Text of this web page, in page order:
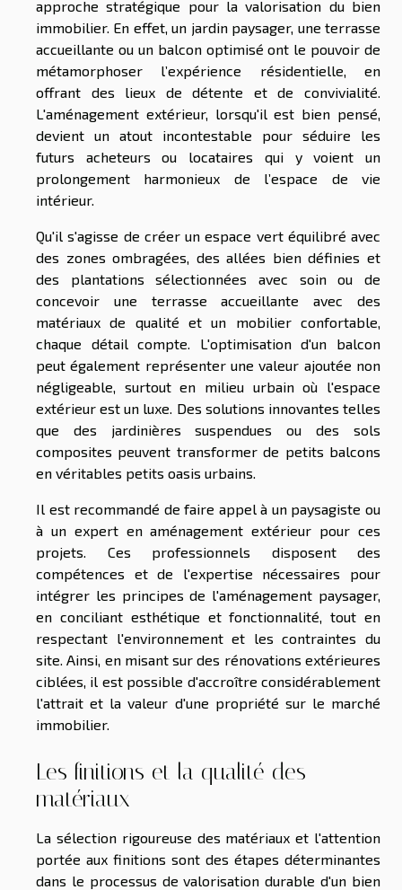
approche stratégique pour la valorisation du bien
immobilier. En effet, un jardin paysager, une terrasse
accueillante ou un balcon optimisé ont le pouvoir de
métamorphoser l’expérience résidentielle, en
offrant des lieux de détente et de convivialité.
L'aménagement extérieur, lorsqu'il est bien pensé,
devient un atout incontestable pour séduire les
futurs acheteurs ou locataires qui y voient un
prolongement harmonieux de l’espace de vie
intérieur.
Qu'il s'agisse de créer un espace vert équilibré avec
des zones ombragées, des allées bien définies et
des plantations sélectionnées avec soin ou de
concevoir une terrasse accueillante avec des
matériaux de qualité et un mobilier confortable,
chaque détail compte. L'optimisation d'un balcon
peut également représenter une valeur ajoutée non
négligeable, surtout en milieu urbain où l'espace
extérieur est un luxe. Des solutions innovantes telles
que des jardinières suspendues ou des sols
composites peuvent transformer de petits balcons
en véritables petits oasis urbains.
Il est recommandé de faire appel à un paysagiste ou
à un expert en aménagement extérieur pour ces
projets. Ces professionnels disposent des
compétences et de l'expertise nécessaires pour
intégrer les principes de l'aménagement paysager,
en conciliant esthétique et fonctionnalité, tout en
respectant l'environnement et les contraintes du
site. Ainsi, en misant sur des rénovations extérieures
ciblées, il est possible d'accroître considérablement
l'attrait et la valeur d'une propriété sur le marché
immobilier.
Les finitions et la qualité des
matériaux
La sélection rigoureuse des matériaux et l'attention
portée aux finitions sont des étapes déterminantes
dans le processus de valorisation durable d'un bien